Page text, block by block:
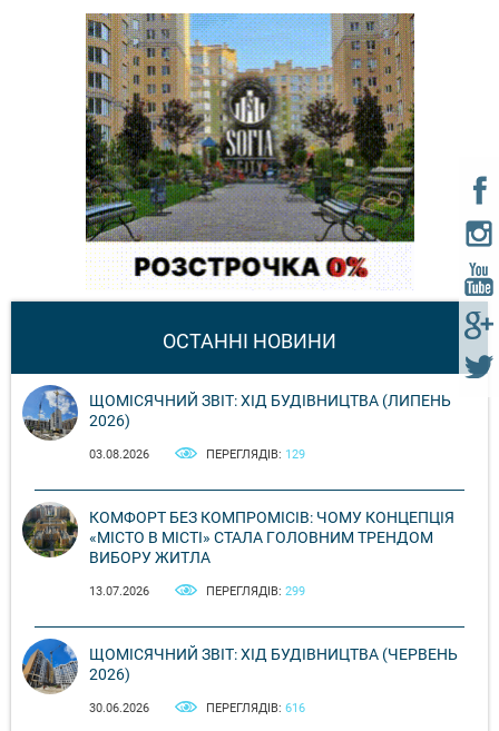
ОСТАННІ НОВИНИ
ЩОМІСЯЧНИЙ ЗВІТ: ХІД БУДІВНИЦТВА (ЛИПЕНЬ
2026)
03.08.2026 ПЕРЕГЛЯДІВ: 129
КОМФОРТ БЕЗ КОМПРОМІСІВ: ЧОМУ КОНЦЕПЦІЯ
«МІСТО В МІСТІ» СТАЛА ГОЛОВНИМ ТРЕНДОМ
ВИБОРУ ЖИТЛА
13.07.2026 ПЕРЕГЛЯДІВ: 299
ЩОМІСЯЧНИЙ ЗВІТ: ХІД БУДІВНИЦТВА (ЧЕРВЕНЬ
2026)
30.06.2026 ПЕРЕГЛЯДІВ: 616